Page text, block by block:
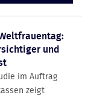
und
im Auftrag
zeigt